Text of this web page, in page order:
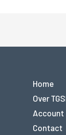
Home
Over
Account
Contact